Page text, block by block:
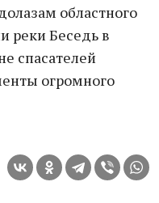
областного
реки Беседь в
спасателей
огромного